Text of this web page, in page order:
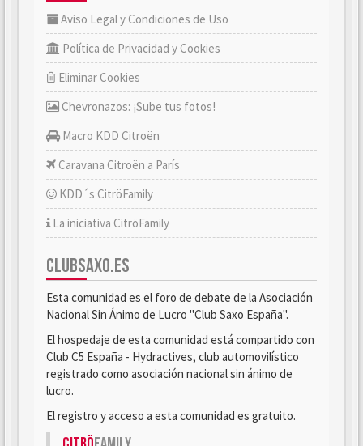
Aviso Legal y Condiciones de Uso
Política de Privacidad y Cookies
Eliminar Cookies
Chevronazos: ¡Sube tus fotos!
Macro KDD Citroën
Caravana Citroën a París
KDD´s CitröFamily
La iniciativa CitröFamily
CLUBSAXO.ES
Esta comunidad es el foro de debate de la Asociación
Nacional Sin Ánimo de Lucro "Club Saxo España".
El hospedaje de esta comunidad está compartido con
Club C5 España - Hydractives, club automovilístico
registrado como asociación nacional sin ánimo de
lucro.
El registro y acceso a esta comunidad es gratuito.